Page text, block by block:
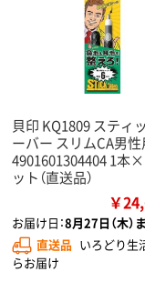
貝印 KQ1809 スティ
ーバー スリムCA男性
4901601304404 1本
ット（直送品）
￥
お届け日：8月27日（木）
直送品 いろどり生
らお届け